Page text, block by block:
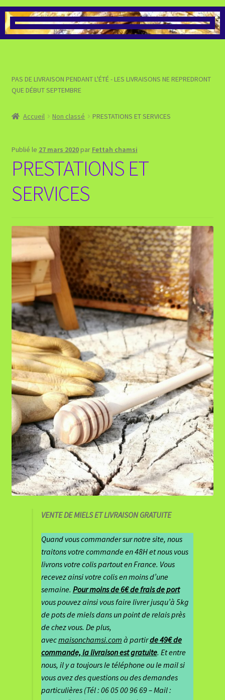
>>> VOIR LA BOUTIQUE DES
PRÉPARATIONS À BASE DE
>>> VOIR MON PANIER
PAS DE LIVRAISON PENDANT L'ÉTÉ - LES LIVRAISONS NE REPREDRONT
QUE DÉBUT SEPTEMBRE
Accueil Non classé PRESTATIONS ET SERVICES
Publié le 27 mars 2020par Fettah chamsi
PRESTATIONS ET
SERVICES
VENTE DE MIELS ET LIVRAISON GRATUITE
Quand vous commander sur notre site, nous
traitons votre commande en 48H et nous vous
livrons votre colis partout en France. Vous
recevez ainsi votre colis en moins d’une
semaine. Pour moins de 6€ de frais de port
vous pouvez ainsi vous faire livrer jusqu’à 5kg
de pots de miels dans un point de relais près
de chez vous. De plus,
avecmaisonchamsi.com à partirde 49€ de
commande, la livraison est gratuite. Et entre
nous, il y a toujours le téléphone ou le mail si
vous avez des questions ou des demandes
particulières (Tél : 06 05 00 96 69 – Mail :